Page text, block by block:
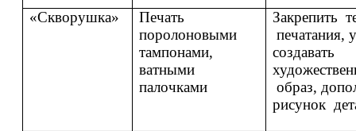
«Скворушка»
Печать
поролоновыми
тампонами,
ватными
палочками
Закрепить
печатания,
создавать
образ,
рисунок